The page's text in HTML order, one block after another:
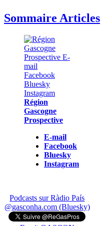
Sommaire Articles
Région
Gascogne
Prospective
E-mail
Facebook
Bluesky
Instagram
Podcasts sur Ràdio País
@gasconha.com (Bluesky)